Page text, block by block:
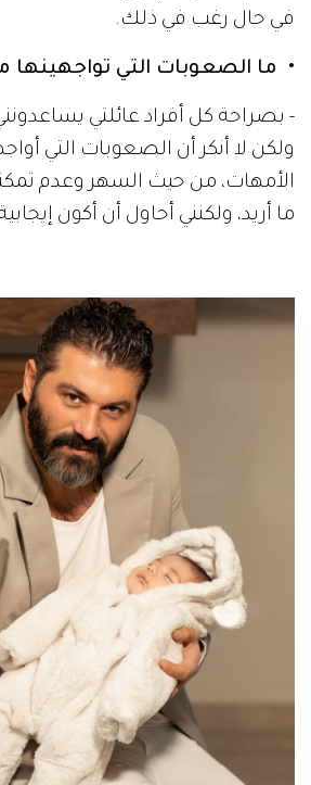
في حال رغب في ذلك.
• ما الصعوبات التي
- بصراحة كل أفراد عائلتي
ولكن لا أنكر أن الصعوبات التي
الأمهات، من حيث السهر وعدم
ما أريد، ولكنني أحاول أن أكون